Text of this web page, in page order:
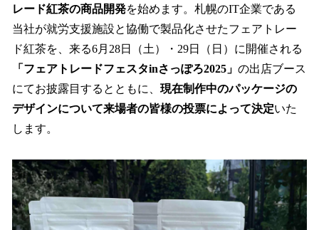
み
込
み
中
で
す
レード紅茶の商品開発を始めます。札幌のIT企業である
当社が就労支援施設と協働で製品化させたフェアトレー
ド紅茶を、来る6月28日（土）・29日（日）に開催される
「フェアトレードフェスタinさっぽろ2025」 の出店ブース
にてお披露目するとともに、 現在制作中のパッケージの
デザインについて来場者の皆様の投票によって決定いた
します。